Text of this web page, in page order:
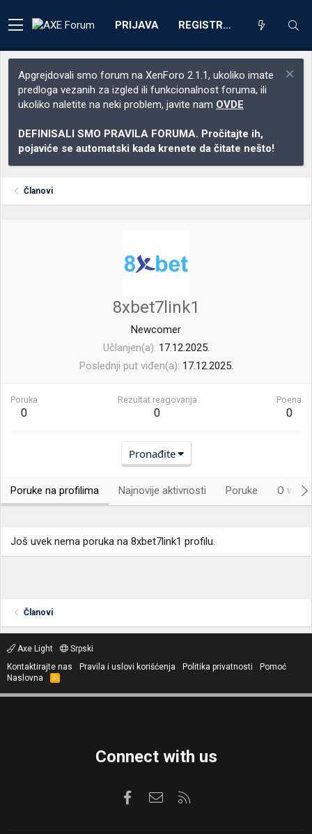
PRIJAVA REGISTRACIJA
Apgrejdovali smo forum na XenForo 2.1.1, ukoliko imate
predloga vezanih za izgled ili funkcionalnost foruma, ili
ukoliko naletite na neki problem, javite nam OVDE
DEFINISALI SMO PRAVILA FORUMA. Pročitajte ih,
pojaviće se automatski kada krenete da čitate nešto!
Članovi
8xbet7link1
Newcomer
Učlanjen(a) 17.12.2025.
Poslednji put viđen(a) 17.12.2025.
Poruka
0
Rezultat reagovanja
0
Poena
0
Pronađite
Poruke na profilima Najnovije aktivnosti Poruke O
Još uvek nema poruka na 8xbet7link1 profilu.
Članovi
Axe Light
Srpski
Kontaktirajte nas
Pravila i uslovi korišćenja Politika privatnosti
Pomoć
Naslovna
R
S
Connect with us
FacebookKontaktirajte nas